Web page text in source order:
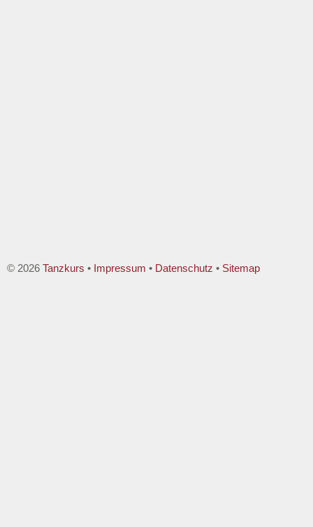
© 2026 Tanzkurs • Impressum • Datenschutz • Sitemap